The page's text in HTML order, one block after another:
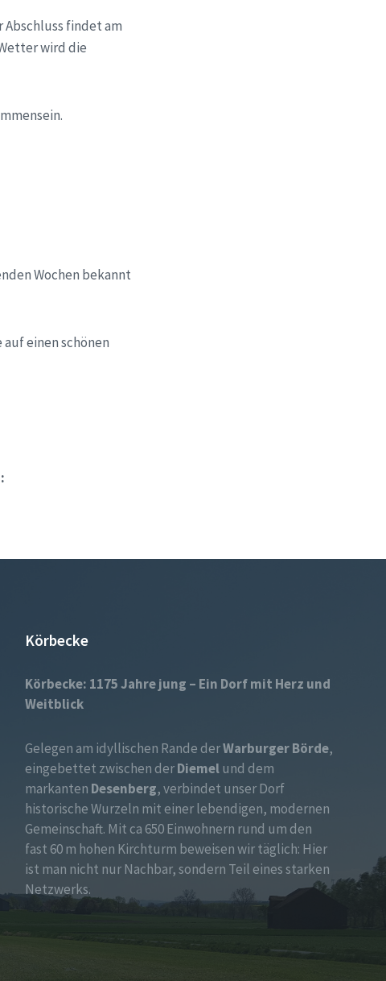
Abschluss findet am
wird die
Wochen bekannt
einen schönen
Körbecke
Körbecke: 1175 Jahre jung – Ein Dorf mit Herz und
Weitblick
Gelegen am idyllischen Rande derWarburger Börde,
eingebettet zwischen derDiemelund dem
markanten Desenberg, verbindet unser Dorf
historische Wurzeln mit einer lebendigen, modernen
Gemeinschaft. Mit ca 650 Einwohnern rund um den
fast 60 m hohen Kirchturm beweisen wir täglich: Hier
ist man nicht nur Nachbar, sondern Teil eines starken
Netzwerks.